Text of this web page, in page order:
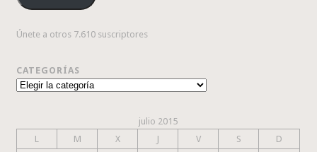
Únete a otros 7.610 suscriptores
CATEGORÍAS
Categorías
julio 2015
L
M X J V S
D